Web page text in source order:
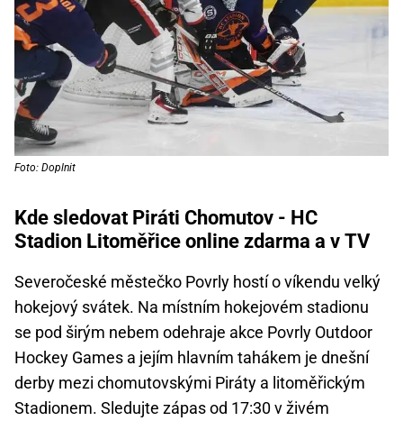
Foto: Doplnit
Kde sledovat Piráti Chomutov - HC
Stadion Litoměřice online zdarma a v TV
Severočeské městečko Povrly hostí o víkendu velký
hokejový svátek. Na místním hokejovém stadionu
se pod širým nebem odehraje akce Povrly Outdoor
Hockey Games a jejím hlavním tahákem je dnešní
derby mezi chomutovskými Piráty a litoměřickým
Stadionem. Sledujte zápas od 17:30 v živém